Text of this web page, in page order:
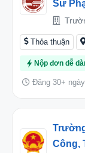
Sư
Thỏa thuận
Nộp đơn dễ
Đăng 30+
Công,